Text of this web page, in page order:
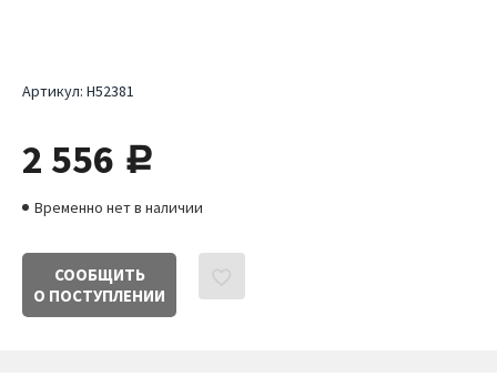
Артикул: H52381
2 556 руб.
Временно нет в наличии
СООБЩИТЬ
О ПОСТУПЛЕНИИ